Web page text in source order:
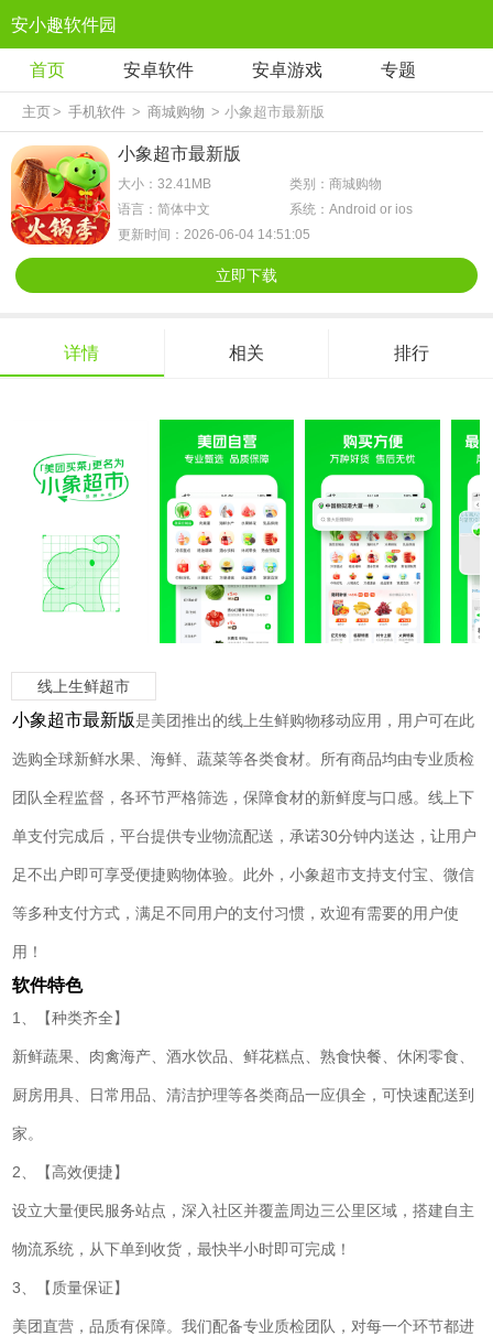
安小趣软件园
首页 安卓软件 安卓游戏 专题
主页> 手机软件 > 商城购物 > 小象超市最新版
小象超市最新版
大小：32.41MB
类别：商城购物
语言：简体中文
系统：Android or ios
更新时间：2026-06-04 14:51:05
立即下载
详情 相关 排行
线上生鲜超市
小象超市最新版是美团推出的线上生鲜购物移动应用，用户可在此
选购全球新鲜水果、海鲜、蔬菜等各类食材。所有商品均由专业质检
团队全程监督，各环节严格筛选，保障食材的新鲜度与口感。线上下
单支付完成后，平台提供专业物流配送，承诺30分钟内送达，让用户
足不出户即可享受便捷购物体验。此外，小象超市支持支付宝、微信
等多种支付方式，满足不同用户的支付习惯，欢迎有需要的用户使
用！
软件特色
1、【种类齐全】
新鲜蔬果、肉禽海产、酒水饮品、鲜花糕点、熟食快餐、休闲零食、
厨房用具、日常用品、清洁护理等各类商品一应俱全，可快速配送到
家。
2、【高效便捷】
设立大量便民服务站点，深入社区并覆盖周边三公里区域，搭建自主
物流系统，从下单到收货，最快半小时即可完成！
3、【质量保证】
美团直营，品质有保障。我们配备专业质检团队，对每一个环节都进